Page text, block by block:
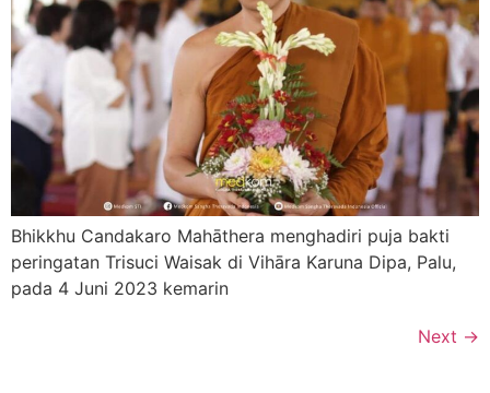
Bhikkhu Candakaro Mahāthera menghadiri puja bakti
peringatan Trisuci Waisak di Vihāra Karuna Dipa, Palu,
pada 4 Juni 2023 kemarin
Next →